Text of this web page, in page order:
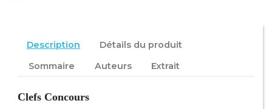
Description
Détails du produit
Sommaire
Auteurs Extrait
Clefs Concours